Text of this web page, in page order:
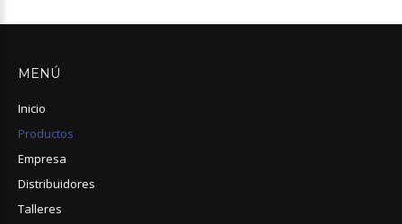
MENÚ
Inicio
Productos
Empresa
Distribuidores
Talleres